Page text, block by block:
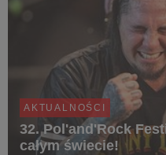
AKTUALNOŚCI
32. Pol'and'Rock
całym świecie!